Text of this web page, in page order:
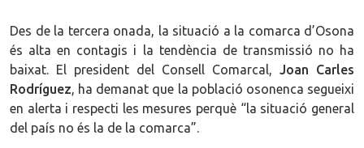
Des de la tercera onada, la situació a la comarca d’Osona
és alta en contagis i la tendència de transmissió no ha
baixat. El president del Consell Comarcal, Joan Carles
Rodríguez, ha demanat que la població osonenca segueixi
en alerta i respecti les mesures perquè “la situació general
del país no és la de la comarca”.